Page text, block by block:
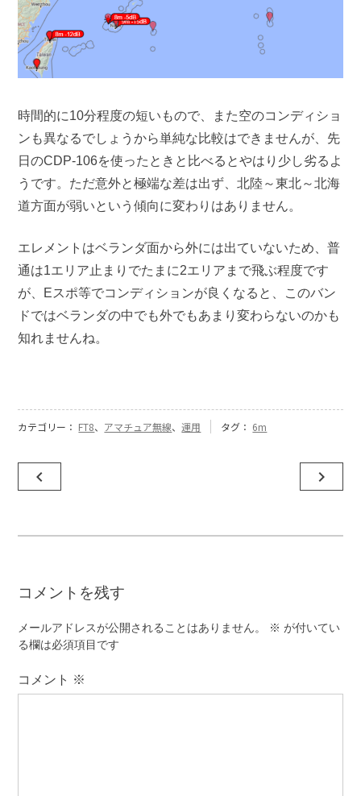
時間的に10分程度の短いもので、また空のコンディショ
ンも異なるでしょうから単純な比較はできませんが、先
日のCDP-106を使ったときと比べるとやはり少し劣るよ
うです。ただ意外と極端な差は出ず、北陸～東北～北海
道方面が弱いという傾向に変わりはありません。
エレメントはベランダ面から外には出ていないため、普
通は1エリア止まりでたまに2エリアまで飛ぶ程度です
が、Eスポ等でコンディションが良くなると、このバン
ドではベランダの中でも外でもあまり変わらないのかも
知れませんね。
カテゴリー： FT8、 アマチュア無線、運用 タグ： 6m
稿
ー
シ
ョ
navigate_before navigate_next
コメントを残す
メールアドレスが公開されることはありません。 ※ が付いてい
る欄は必須項目です
コメント ※